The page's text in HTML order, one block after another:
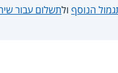
הנוסף ולתשלום עבור